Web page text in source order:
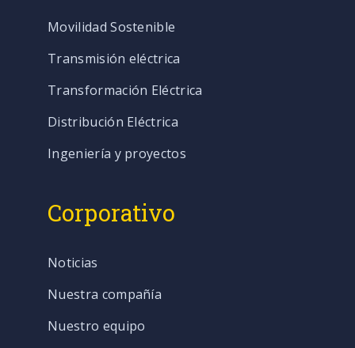
Movilidad Sostenible
Transmisión eléctrica
Transformación Eléctrica
Distribución Eléctrica
Ingeniería y proyectos
Corporativo
Noticias
Nuestra compañía
Nuestro equipo